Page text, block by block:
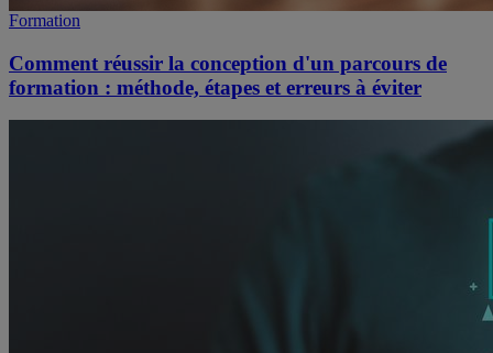
Formation
Comment réussir la conception d'un parcours de
formation : méthode, étapes et erreurs à éviter